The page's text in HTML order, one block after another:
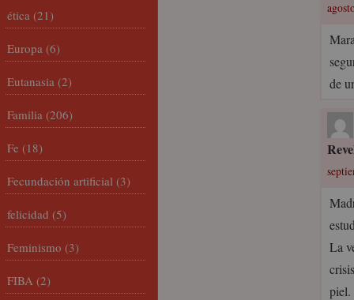
de
La
piel.
ética (21)
Europa (6)
Eutanasia (2)
Familia (206)
Fe (18)
Fecundación artificial (3)
felicidad (5)
Feminismo (3)
FIBA (2)